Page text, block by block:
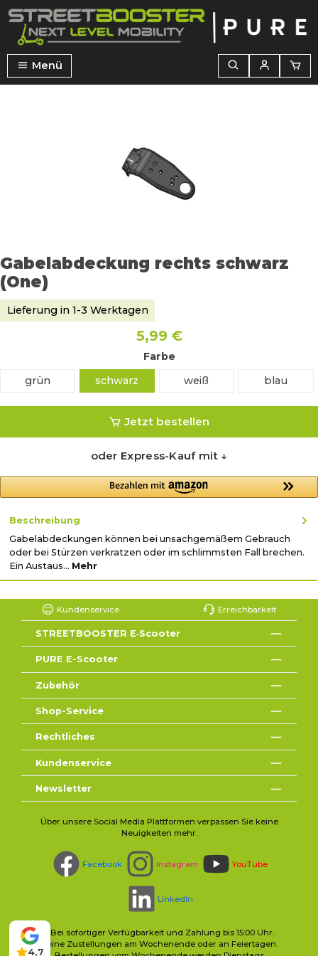
springen
Menü
Gabelabdeckung rechts schwarz
(One)
Lieferung in 1-3 Werktagen
5,99 €
Farbe
grün
schwarz weiß blau
Jetzt bestellen
oder Express-Kauf mit ↓
Beschreibung
Gabelabdeckungen können bei unsachgemäßem Gebrauch
oder bei Stürzen verkratzen oder im schlimmsten Fall brechen.
Ein Austaus… Mehr
Kundenservice Erreichbarkeit
STREETBOOSTER E‑Scooter
PURE E-Scooter
Zubehör
Shop-Service
Rechtliches
Kundenservice
Newsletter
Über unsere Social Media Plattformen verpassen Sie keine
Neuigkeiten mehr.
Facebook Instagram YouTube
LinkedIn
* Bei sofortiger Verfügbarkeit und Zahlung bis 15:00 Uhr.
Keine Zustellungen am Wochenende oder an Feiertagen.
4,7